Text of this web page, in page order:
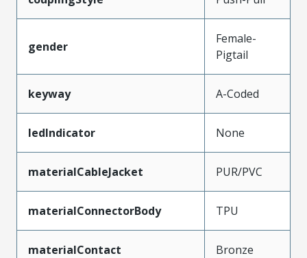
gender
Female-
Pigtail
keyway A-Coded
ledIndicator None
materialCableJacket PUR/PVC
materialConnectorBody TPU
materialContact Bronze